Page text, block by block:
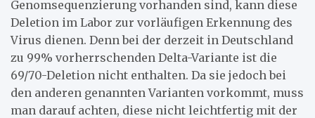
Genomsequenzierung vorhanden sind, kann diese
Deletion im Labor zur vorläufigen Erkennung des
Virus dienen. Denn bei der derzeit in Deutschland
zu 99% vorherrschenden Delta-Variante ist die
69/70-Deletion nicht enthalten. Da sie jedoch bei
den anderen genannten Varianten vorkommt, muss
man darauf achten, diese nicht leichtfertig mit der